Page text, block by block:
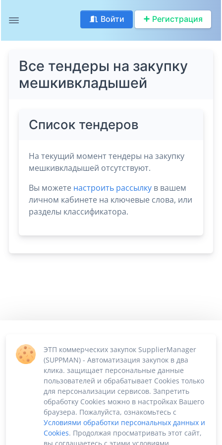
Войти Регистрация
Все тендеры на закупку
мешкивкладышей
Список тендеров
На текущий момент тендеры на закупку
мешкивкладышей отсутствуют.
Вы можете настроить рассылку в вашем
личном кабинете на ключевые слова, или
разделы классификатора.
ЭТП коммерческих закупок SupplierManager
(SUPPMAN) - Автоматизация закупок в два
клика. защищает персональные данные
пользователей и обрабатывает Cookies только
для персонализации сервисов. Запретить
обработку Cookies можно в настройках Вашего
браузера. Пожалуйста, ознакомьтесь с
Условиями обработки персональных данных и
Cookies. Продолжая просматривать этот сайт,